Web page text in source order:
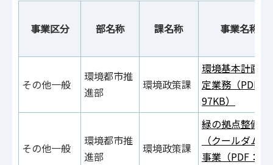
事業区分 部名称 課名称 事業名称
その他一般
環境都市推
進部
環境政策課
環境基本計画策
定業務（PDF：
97KB）
その他一般
環境都市推
進部
環境政策課
緑の拠点整備
（クールダム）
事業（PDF：